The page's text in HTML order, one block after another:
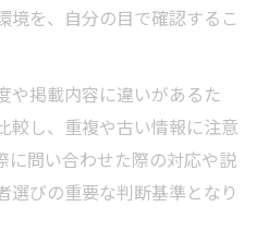
境を、自分の目で確認するこ
や掲載内容に違いがあるた
較し、重複や古い情報に注意
に問い合わせた際の対応や説
選びの重要な判断基準となり